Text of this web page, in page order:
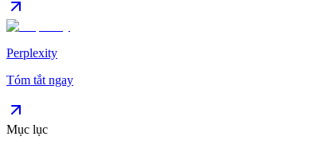
Perplexity
Tóm tắt ngay
Mục lục